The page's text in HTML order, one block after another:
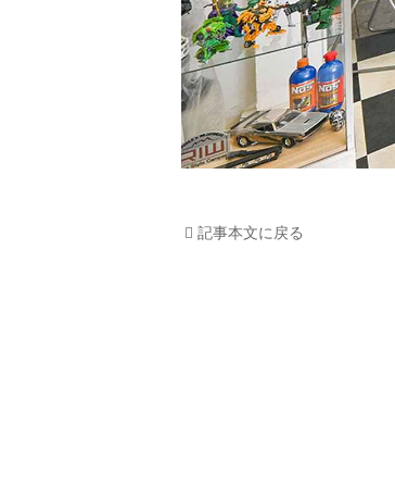
記事本文に戻る